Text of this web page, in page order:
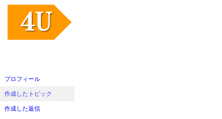
ッ
プ
プロフィール
作成したトピック
作成した返信